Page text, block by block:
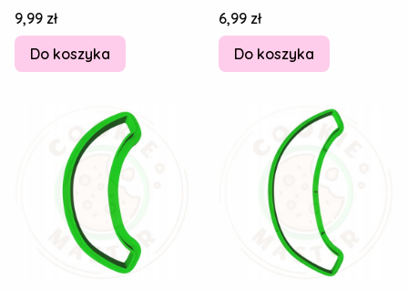
EDUKACYJNA - Znak
Procent % 8cm
Cena
9,99 zł
Do koszyka
EDUKACYJNA - Znak Plus
+ 6cm
Cena
6,99 zł
Do koszyka